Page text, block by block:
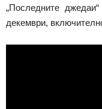
„Последните
декември,